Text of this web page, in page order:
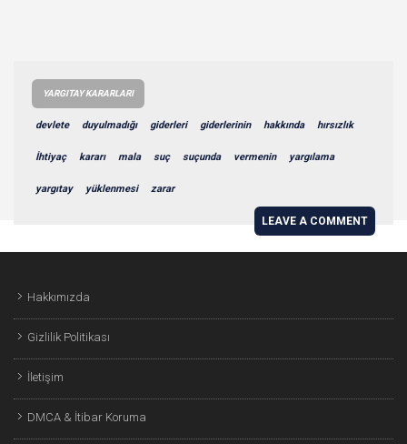
YARGITAY KARARLARI
devlete duyulmadığı giderleri giderlerinin hakkında hırsızlık
İhtiyaç kararı mala suç suçunda vermenin yargılama
yargıtay yüklenmesi zarar
LEAVE A COMMENT
Hakkımızda
Gizlilik Politikası
İletişim
DMCA & İtibar Koruma